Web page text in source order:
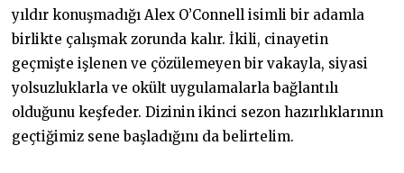
yıldır konuşmadığı Alex O’Connell isimli bir adamla
birlikte çalışmak zorunda kalır. İkili, cinayetin
geçmişte işlenen ve çözülemeyen bir vakayla, siyasi
yolsuzluklarla ve okült uygulamalarla bağlantılı
olduğunu keşfeder. Dizinin ikinci sezon hazırlıklarının
geçtiğimiz sene başladığını da belirtelim.